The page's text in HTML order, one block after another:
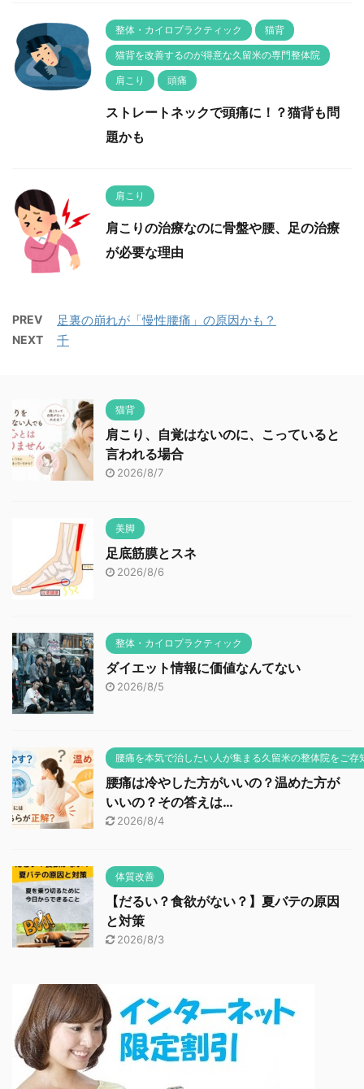
整体・カイロプラクティック 猫背
猫背を改善するのが得意な久留米の専門整体院
肩こり 頭痛
ストレートネックで頭痛に！？猫背も問
題かも
肩こり
肩こりの治療なのに骨盤や腰、足の治療
が必要な理由
PREV 足裏の崩れが「慢性腰痛」の原因かも？
NEXT 千
猫背
肩こり、自覚はないのに、こっていると
言われる場合
2026/8/7
美脚
足底筋膜とスネ
2026/8/6
整体・カイロプラクティック
ダイエット情報に価値なんてない
2026/8/5
腰痛を本気で治したい人が集まる久留米の整体院をご存
腰痛は冷やした方がいいの？温めた方が
いいの？その答えは…
2026/8/4
体質改善
【だるい？食欲がない？】夏バテの原因
と対策
2026/8/3